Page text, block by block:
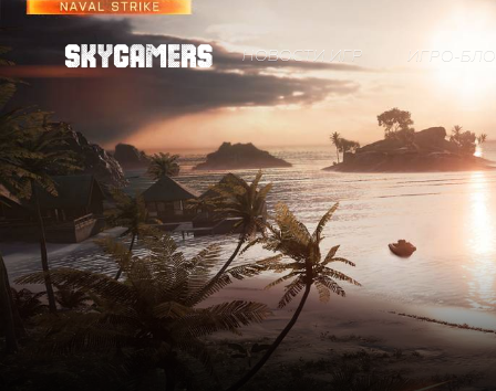
НОВОСТИ ИГР ИГРО-